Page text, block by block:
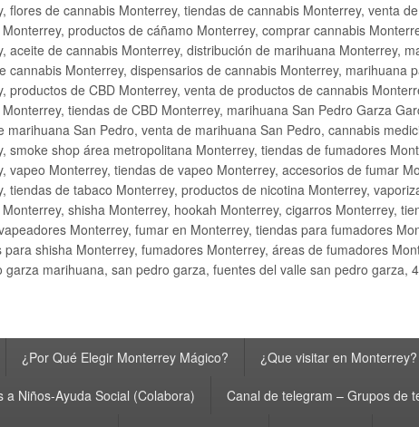
flores de cannabis Monterrey, tiendas de cannabis Monterrey, venta
productos de cáñamo Monterrey, comprar cannabis
aceite de cannabis Monterrey, distribución de marihuana Monterrey,
cannabis Monterrey, dispensarios de cannabis Monterrey, marihuana
productos de CBD Monterrey, venta de productos de cannabis
tiendas de CBD Monterrey, marihuana San Pedro Garza
marihuana San Pedro, venta de marihuana San Pedro, cannabis
smoke shop área metropolitana Monterrey, tiendas de fumadores
vapeo Monterrey, tiendas de vapeo Monterrey, accesorios de fumar
tiendas de tabaco Monterrey, productos de nicotina Monterrey,
shisha Monterrey, hookah Monterrey, cigarros Monterrey,
Monterrey, fumar en Monterrey, tiendas para fumadores
para shisha Monterrey, fumadores Monterrey, áreas de fumadores
garza marihuana, san pedro garza, fuentes del valle san pedro garza,
¿Por Qué Elegir Monterrey Mágico? ¿Que visitar en Monterrey?
a Niños-Ayuda Social (Colabora) Canal de telegram – Grupos de